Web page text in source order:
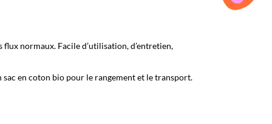
normaux. Facile d’utilisation, d’entretien,
en coton bio pour le rangement et le transport.